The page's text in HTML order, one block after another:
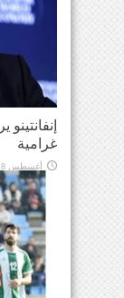
غرامية
أغسطس 8, 2026